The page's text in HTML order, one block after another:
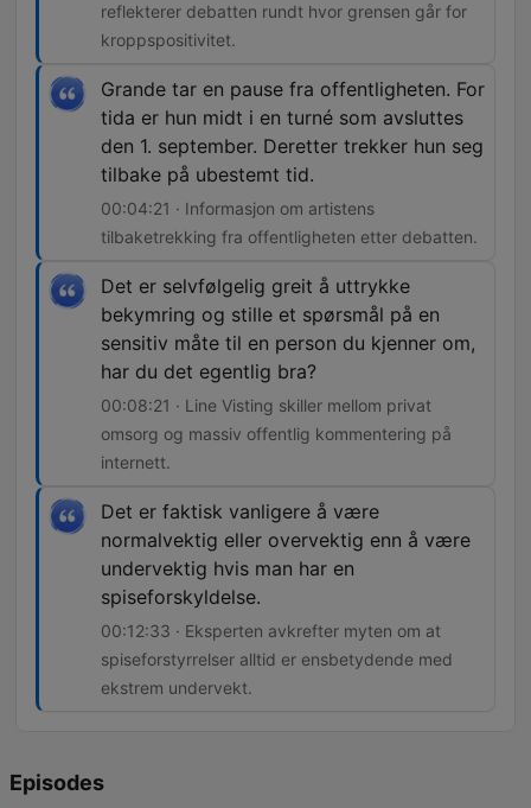
reflekterer debatten rundt hvor grensen går for
kroppspositivitet.
Grande tar en pause fra offentligheten. For
tida er hun midt i en turné som avsluttes
den 1. september. Deretter trekker hun seg
tilbake på ubestemt tid.
00:04:21 · Informasjon om artistens
tilbaketrekking fra offentligheten etter debatten.
Det er selvfølgelig greit å uttrykke
bekymring og stille et spørsmål på en
sensitiv måte til en person du kjenner om,
har du det egentlig bra?
00:08:21 · Line Visting skiller mellom privat
omsorg og massiv offentlig kommentering på
internett.
Det er faktisk vanligere å være
normalvektig eller overvektig enn å være
undervektig hvis man har en
spiseforskyldelse.
00:12:33 · Eksperten avkrefter myten om at
spiseforstyrrelser alltid er ensbetydende med
ekstrem undervekt.
Episodes